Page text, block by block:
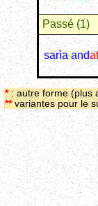
Passé (1)
sarìa and
*: autre forme (plus
**variantes pour le